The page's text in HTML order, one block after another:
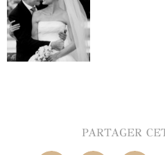
PARTAGER